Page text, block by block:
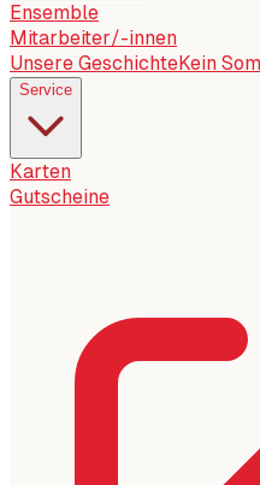
Ensemble
Mitarbeiter/-innen
Unsere GeschichteKein
Service
Karten
Gutscheine